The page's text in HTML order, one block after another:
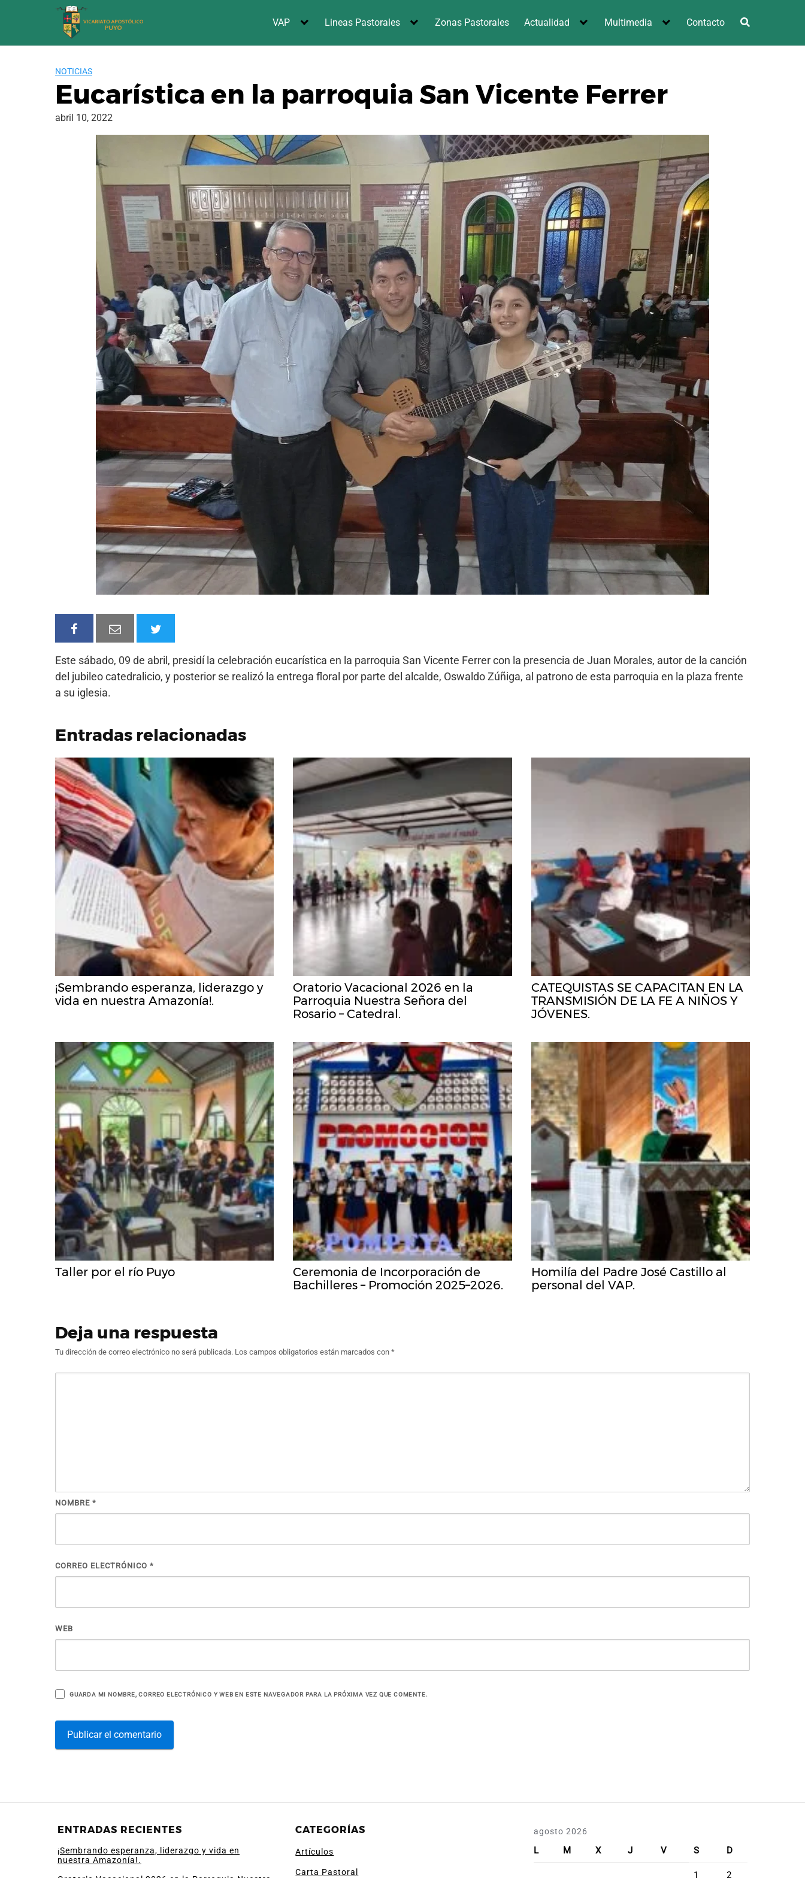
VAP Lineas Pastorales Zonas Pastorales Actualidad Multimedia Contacto
NOTICIAS
Eucarística en la parroquia San Vicente Ferrer
abril 10, 2022
Este sábado, 09 de abril, presidí la celebración eucarística en la parroquia San Vicente Ferrer con la presencia de Juan Morales, autor de la canción
del jubileo catedralicio, y posterior se realizó la entrega floral por parte del alcalde, Oswaldo Zúñiga, al patrono de esta parroquia en la plaza frente
a su iglesia.
Entradas relacionadas
¡Sembrando esperanza, liderazgo y
vida en nuestra Amazonía!.
Oratorio Vacacional 2026 en la
Parroquia Nuestra Señora del
Rosario – Catedral.
CATEQUISTAS SE CAPACITAN EN LA
TRANSMISIÓN DE LA FE A NIÑOS Y
JÓVENES.
Taller por el río Puyo
Ceremonia de Incorporación de
Bachilleres – Promoción 2025–2026.
Homilía del Padre José Castillo al
personal del VAP.
Deja una respuesta
Tu dirección de correo electrónico no será publicada. Los campos obligatorios están marcados con *
NOMBRE *
CORREO ELECTRÓNICO *
WEB
GUARDA MI NOMBRE, CORREO ELECTRÓNICO Y WEB EN ESTE NAVEGADOR PARA LA PRÓXIMA VEZ QUE COMENTE.
ENTRADAS RECIENTES
¡Sembrando esperanza, liderazgo y vida en
nuestra Amazonía!.
CATEGORÍAS
Artículos
Carta Pastoral
agosto 2026
L M X J V S D
1 2